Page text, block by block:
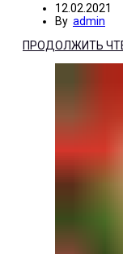
12.02.2021
By admin
ПРОДОЛЖИТЬ